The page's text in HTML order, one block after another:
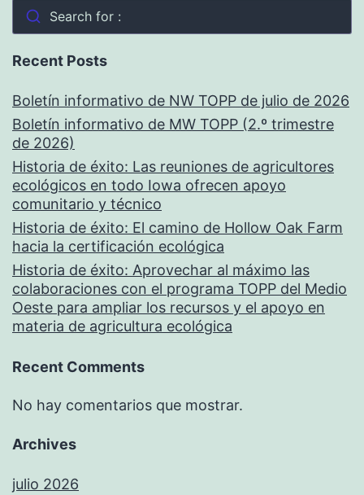
Search for :
Recent Posts
Boletín informativo de NW TOPP de julio de 2026
Boletín informativo de MW TOPP (2.º trimestre
de 2026)
Historia de éxito: Las reuniones de agricultores
ecológicos en todo Iowa ofrecen apoyo
comunitario y técnico
Historia de éxito: El camino de Hollow Oak Farm
hacia la certificación ecológica
Historia de éxito: Aprovechar al máximo las
colaboraciones con el programa TOPP del Medio
Oeste para ampliar los recursos y el apoyo en
materia de agricultura ecológica
Recent Comments
No hay comentarios que mostrar.
Archives
julio 2026